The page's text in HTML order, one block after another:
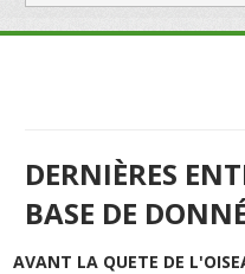
DERNIÈRES
BASE DE
AVANT LA QUETE DE